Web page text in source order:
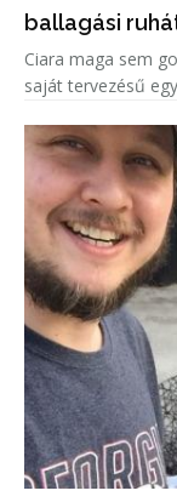
ballagási
Ciara maga sem
saját tervezésű